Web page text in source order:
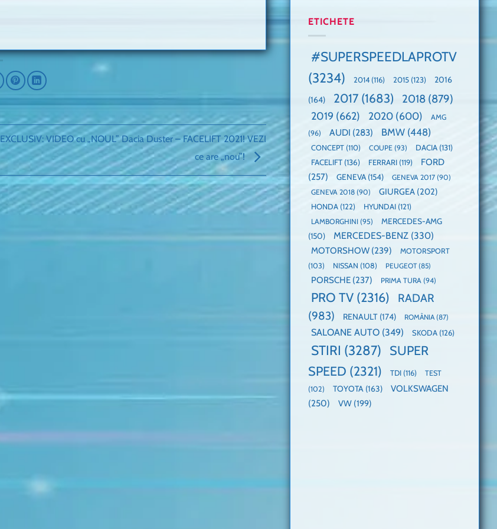
EXCLUSIV: VIDEO cu „NOUL” Dacia Duster – FACELIFT 2021! VEZI
ce are „nou”!
dube
EV3
câștigătoare,
domină
ETICHETE
#SUPERSPEEDLAPROTV
(3234)
2014 (116) 2015 (123) 2016
(164) 2017 (1683) 2018 (879)
2019 (662) 2020 (600)
AMG
(96)
AUDI (283) BMW (448)
CONCEPT (110) COUPE (93) DACIA (131)
FACELIFT (136) FERRARI (119)
FORD
(257)
GENEVA(154) GENEVA 2017 (90)
GENEVA 2018 (90) GIURGEA (202)
HONDA (122) HYUNDAI (121)
LAMBORGHINI (95)
MERCEDES-AMG
(150)
MERCEDES-BENZ (330)
MOTORSHOW (239)
MOTORSPORT
(103)
NISSAN (108) PEUGEOT(85)
PORSCHE (237) PRIMA TURA (94)
PRO TV (2316)
RADAR
(983)
RENAULT (174) ROMÂNIA(87)
SALOANE AUTO (349) SKODA (126)
STIRI (3287)
SUPER
SPEED (2321) TDI (116)
TEST
(102)
TOYOTA (163)
VOLKSWAGEN
(250)
VW (199)